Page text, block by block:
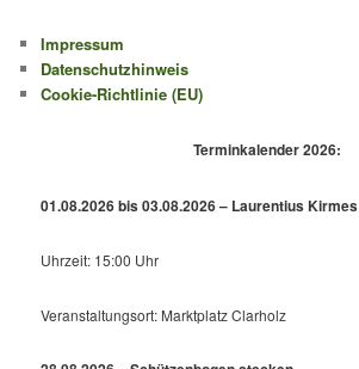
Impressum
Datenschutzhinweis
Cookie-Richtlinie (EU)
Terminkalender 2026:
01.08.2026 bis 03.08.2026 – Laurentius Kirmes
Uhrzeit: 15:00 Uhr
Veranstaltungsort: Marktplatz Clarholz